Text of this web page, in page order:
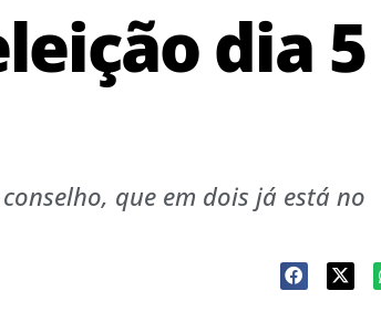
dia 5
que em dois já está no